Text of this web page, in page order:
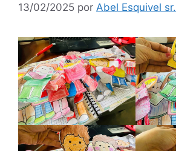
13/02/2025 por Abel Esquivel sr.